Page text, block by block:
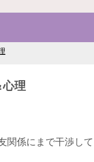
理
関係にまで干渉し